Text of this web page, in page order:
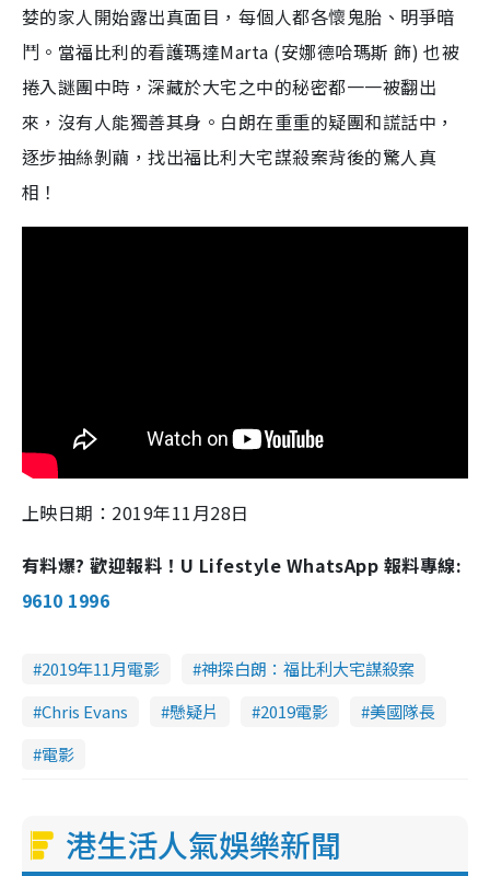
婪的家人開始露出真面目，每個人都各懷鬼胎、明爭暗
鬥。當福比利的看護瑪達Marta (安娜德哈瑪斯 飾)也被
捲入謎團中時，深藏於大宅之中的秘密都一一被翻出
來，沒有人能獨善其身。白朗在重重的疑團和謊話中，
逐步抽絲剝繭，找出福比利大宅謀殺案背後的驚人真
相！
上映日期：2019年11月28日
有料爆? 歡迎報料！U Lifestyle WhatsApp 報料專線:
9610 1996
2019年11月電影
神探白朗：福比利大宅謀殺案
Chris Evans
懸疑片 2019電影
美國隊長
電影
港生活人氣娛樂新聞